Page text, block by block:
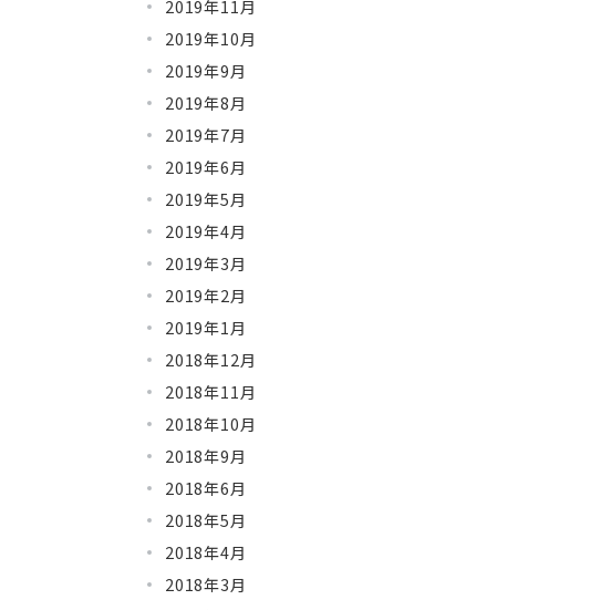
2019年11月
2019年10月
2019年9月
2019年8月
2019年7月
2019年6月
2019年5月
2019年4月
2019年3月
2019年2月
2019年1月
2018年12月
2018年11月
2018年10月
2018年9月
2018年6月
2018年5月
2018年4月
2018年3月